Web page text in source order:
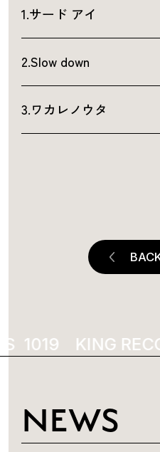
1.サード アイ
2.Slow down
3.ワカレノウタ
1977 KING
NEWS